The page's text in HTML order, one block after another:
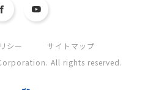
シー
サイトマップ
All rights reserved.